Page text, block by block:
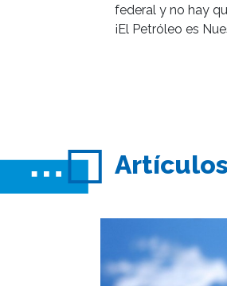
federal y no hay
¡El Petróleo es